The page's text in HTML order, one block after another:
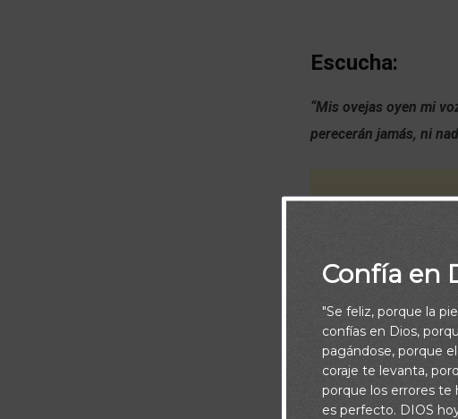
Escucha:
“Mis ovejas oyen mi
perecerán jamás, ni
Confía en
"Se feliz, porque la
confías en Dios,
pagándose, porque
coraje te levanta,
porque los errores te
es perfecto. DIOS